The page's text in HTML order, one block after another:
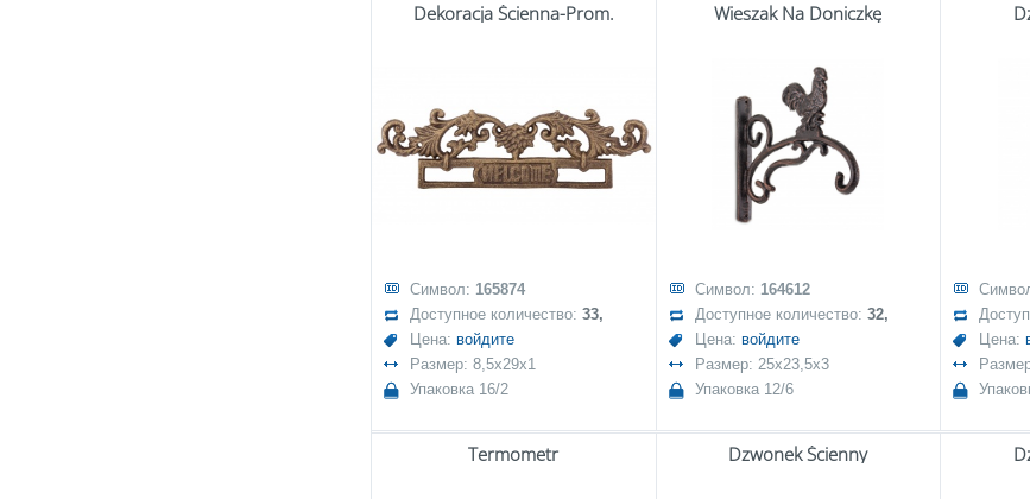
Dekoracja Ścienna-Prom.
Символ: 165874
Доступное количество: 33,
Цена: войдите
Размер: 8,5x29x1
Упаковка 16/2
Wieszak Na Doniczkę
Символ: 164612
Доступное количество: 32,
Цена: войдите
Размер: 25x23,5x3
Упаковка 12/6
Цена:
Termometr Dzwonek Ścienny